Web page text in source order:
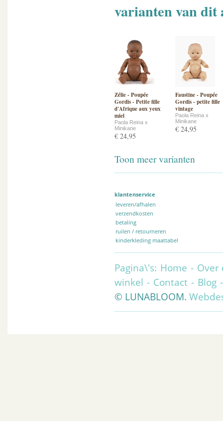
varianten van
Zélie - Poupée
Gordis - Petite fille
d'Afrique aux yeux
miel
Paola Reina x
Minikane
€ 24,95
Faustine - Poupée
Gordis - petite fille
vintage
Paola Reina x
Minikane
€ 24,95
Toon meer varianten
klantenservice
leveren/afhalen
verzendkosten
betaling
ruilen / retourneren
kinderkleding maattabel
Pagina\'s: Home - Over
winkel - Contact - Blog
© LUNABLOOM.